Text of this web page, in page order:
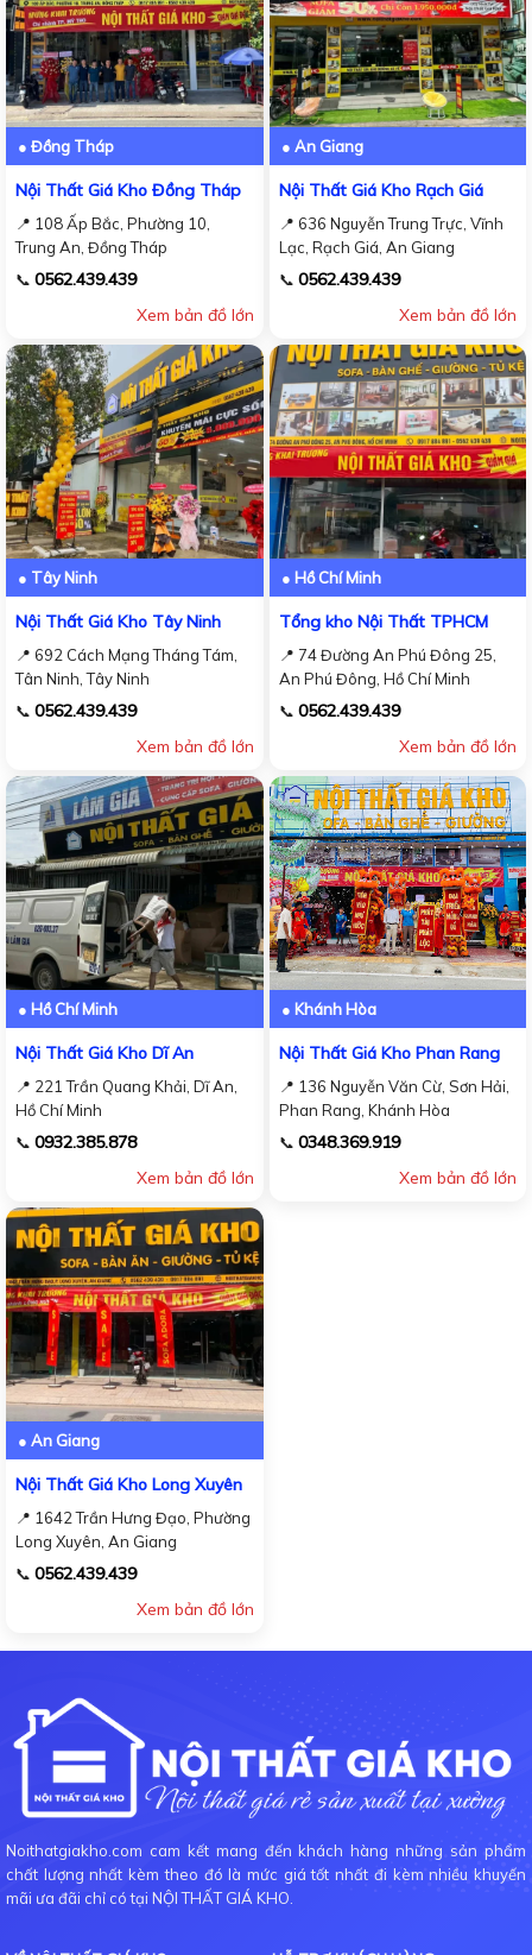
● Đồng Tháp
Nội Thất Giá Kho Đồng Tháp
📍 108 Ấp Bắc, Phường 10,
Trung An, Đồng Tháp
📞 0562.439.439
Xem bản đồ lớn
● An Giang
Nội Thất Giá Kho Rạch Giá
📍 636 Nguyễn Trung Trực, Vĩnh
Lạc, Rạch Giá, An Giang
📞 0562.439.439
Xem bản đồ lớn
● Tây Ninh
Nội Thất Giá Kho Tây Ninh
📍 692 Cách Mạng Tháng Tám,
Tân Ninh, Tây Ninh
📞 0562.439.439
Xem bản đồ lớn
● Hồ Chí Minh
Tổng kho Nội Thất TPHCM
📍 74 Đường An Phú Đông 25,
An Phú Đông, Hồ Chí Minh
📞 0562.439.439
Xem bản đồ lớn
● Hồ Chí Minh
Nội Thất Giá Kho Dĩ An
📍 221 Trần Quang Khải, Dĩ An,
Hồ Chí Minh
📞 0932.385.878
Xem bản đồ lớn
● Khánh Hòa
Nội Thất Giá Kho Phan Rang
📍 136 Nguyễn Văn Cừ, Sơn Hải,
Phan Rang, Khánh Hòa
📞 0348.369.919
Xem bản đồ lớn
● An Giang
Nội Thất Giá Kho Long Xuyên
📍 1642 Trần Hưng Đạo, Phường
Long Xuyên, An Giang
📞 0562.439.439
Xem bản đồ lớn
Noithatgiakho.com cam kết mang đến khách hàng những sản phẩm
chất lượng nhất kèm theo đó là mức giá tốt nhất đi kèm nhiều khuyến
mãi ưa đãi chỉ có tại NỘI THẤT GIÁ KHO.